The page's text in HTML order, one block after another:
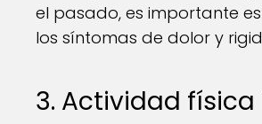
el pasado, es importante
los síntomas de dolor y
3. Actividad